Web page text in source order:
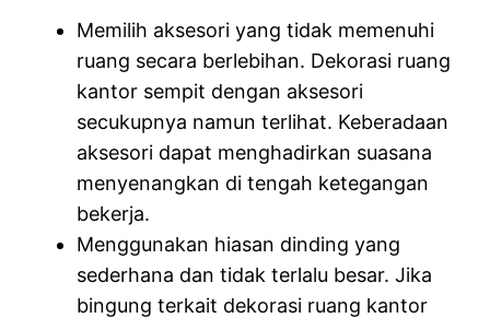
Memilih aksesori yang tidak memenuhi
ruang secara berlebihan. Dekorasi ruang
kantor sempit dengan aksesori
secukupnya namun terlihat. Keberadaan
aksesori dapat menghadirkan suasana
menyenangkan di tengah ketegangan
bekerja.
Menggunakan hiasan dinding yang
sederhana dan tidak terlalu besar. Jika
bingung terkait dekorasi ruang kantor